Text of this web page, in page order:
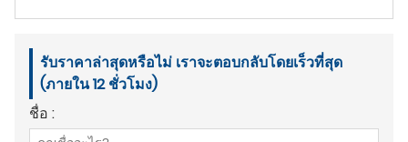
รับราคาล่าสุดหรือไม่ เราจะตอบกลับโดยเร็วที่สุด
(ภายใน 12 ชั่วโมง)
ชื่อ :